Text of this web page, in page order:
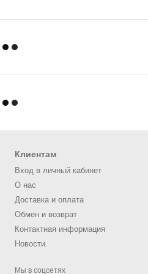
Клиентам
Вход в личный кабинет
О нас
Доставка и оплата
Обмен и возврат
Контактная информация
Новости
Мы в соцсетях